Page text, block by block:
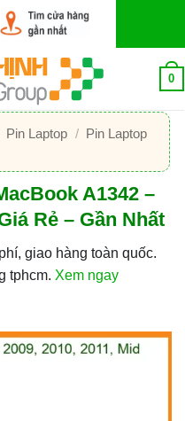
0
Pin Laptop / Pin Laptop
A1342 –
Rẻ – Gần Nhất
giao hàng toàn quốc.
tphcm. Xem ngay